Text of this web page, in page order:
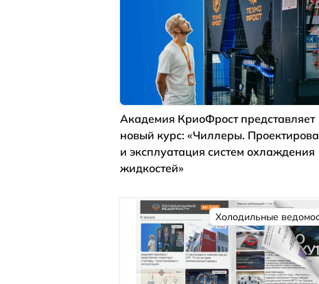
Академия КриоФрост представляет
новый курс: «Чиллеры.
и эксплуатация систем охлаждения
жидкостей»
Холодильные